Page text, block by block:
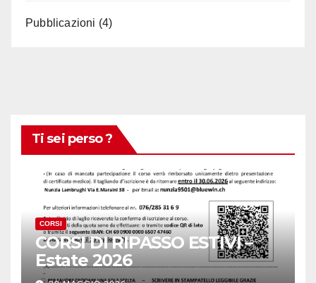
Pubblicazioni (4)
Ti sei perso ?
CORSI
CORSI DI RIPASSO ESTIVI –
Estate 2026